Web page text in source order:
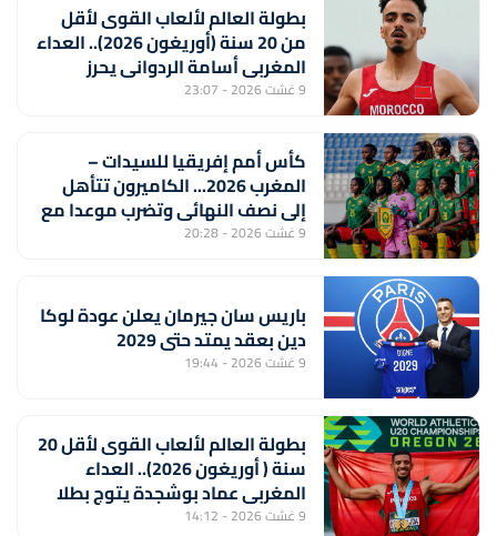
بطولة العالم لألعاب القوى لأقل
من 20 سنة (أوريغون 2026).. العداء
المغربي أسامة الردواني يحرز
برونزية سباق 1500 متر
9 غشت 2026 - 23:07
كأس أمم إفريقيا للسيدات –
المغرب 2026... الكاميرون تتأهل
إلى نصف النهائي وتضرب موعدا مع
المنتخب المغربي
9 غشت 2026 - 20:28
باريس سان جيرمان يعلن عودة لوكا
دين بعقد يمتد حتى 2029
9 غشت 2026 - 19:44
بطولة العالم لألعاب القوى لأقل 20
سنة ( أوريغون 2026).. العداء
المغربي عماد بوشجدة يتوج بطلا
للعالم في سباق 800 متر
9 غشت 2026 - 14:12